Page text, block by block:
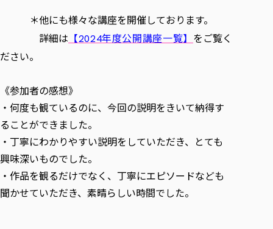
＊他にも様々な講座を開催しております。
詳細は 【2024年度公開講座一覧】 をご覧く
ださい。
《参加者の感想》
・何度も観ているのに、今回の説明をきいて納得す
ることができました。
・丁寧にわかりやすい説明をしていただき、とても
興味深いものでした。
・作品を観るだけでなく、丁寧にエピソードなども
聞かせていただき、素晴らしい時間でした。